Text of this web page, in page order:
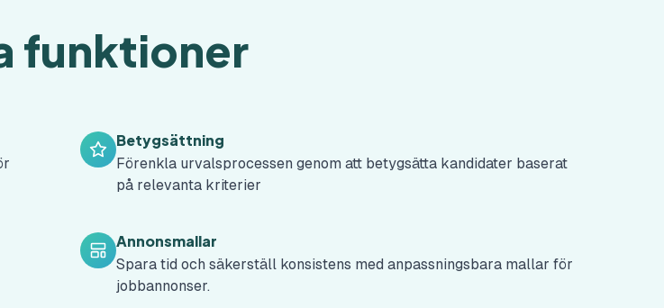
funktioner
Betygsättning
Förenkla urvalsprocessen genom att betygsätta kandidater baserat
på relevanta kriterier
Annonsmallar
Spara tid och säkerställ konsistens med anpassningsbara mallar för
jobbannonser.